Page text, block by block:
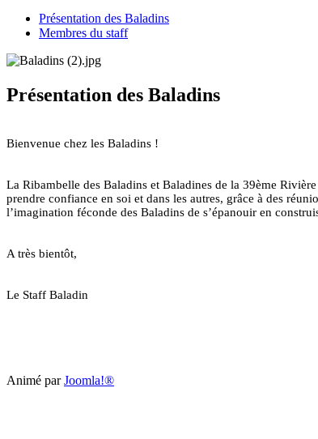
Présentation des Baladins
Membres du staff
Présentation des Baladins
Bienvenue chez les Baladins !
La Ribambelle des Baladins et Baladines de la 39ème
prendre confiance en soi et dans les autres, grâce à des
l’imagination féconde des Baladins de s’épanouir en
A très bientôt,
Le Staff Baladin
Animé parJoomla!®